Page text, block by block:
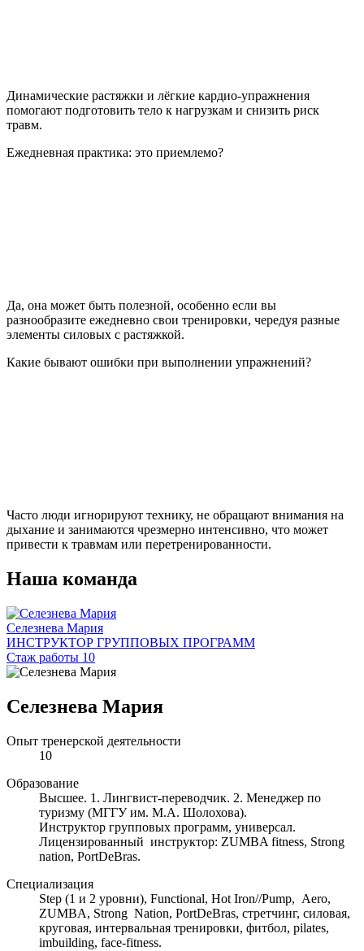
Динамические растяжки и лёгкие кардио-упражнения
помогают подготовить тело к нагрузкам и снизить риск
травм.
Ежедневная практика: это приемлемо?
Да, она может быть полезной, особенно если вы
разнообразите ежедневно свои тренировки, чередуя разные
элементы силовых с растяжкой.
Какие бывают ошибки при выполнении упражнений?
Часто люди игнорируют технику, не обращают внимания на
дыхание и занимаются чрезмерно интенсивно, что может
привести к травмам или перетренированности.
Наша команда
Селезнева Мария
ИНСТРУКТОР ГРУППОВЫХ ПРОГРАММ
Стаж работы 10
Селезнева Мария
Опыт тренерской деятельности
10
Образование
Высшее. 1. Лингвист-переводчик. 2. Менеджер по
туризму (МГГУ им. М.А. Шолохова).
Инструктор групповых программ, универсал.
Лицензированный инструктор: ZUMBA fitness, Strong
nation, PortDeBras.
Специализация
Step (1 и 2 уровни), Functional, Hot Iron//Pump, Aero,
ZUMBA, Strong Nation, PortDeBras, стретчинг, силовая,
круговая, интервальная тренировки, фитбол, pilates,
imbuilding, face-fitness.